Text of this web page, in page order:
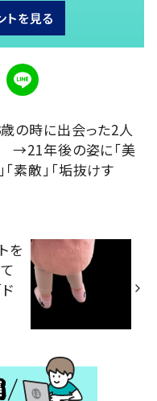
トを見る
の時に出会った2人
→21年後の姿に「美
素敵」「垢抜けす
を